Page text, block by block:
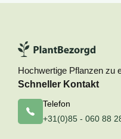
Hochwertige Pflanzen zu
Schneller Kontakt
Telefon
+31(0)85 - 060 88